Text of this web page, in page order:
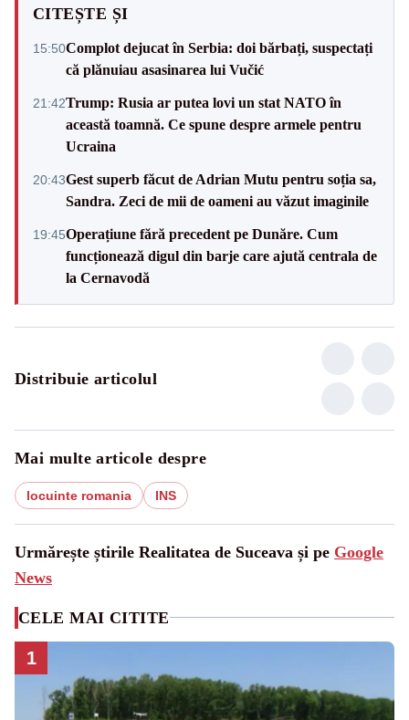
CITEȘTE ȘI
15:50Complot dejucat în Serbia: doi bărbați, suspectați
că plănuiau asasinarea lui Vučić
21:42Trump: Rusia ar putea lovi un stat NATO în
această toamnă. Ce spune despre armele pentru
Ucraina
20:43Gest superb făcut de Adrian Mutu pentru soția sa,
Sandra. Zeci de mii de oameni au văzut imaginile
19:45Operațiune fără precedent pe Dunăre. Cum
funcționează digul din barje care ajută centrala de
la Cernavodă
Distribuie articolul
Mai multe articole despre
locuinte romania INS
Urmărește știrile Realitatea de Suceava și pe Google
News
CELE MAI CITITE
1